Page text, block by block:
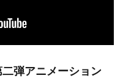
弾アニメーション